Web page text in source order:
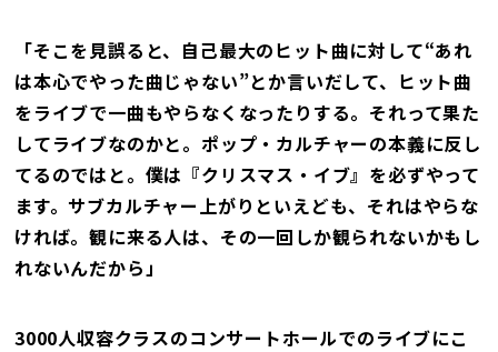
「そこを見誤ると、自己最大のヒット曲に対して“あれ
は本心でやった曲じゃない”とか言いだして、ヒット曲
をライブで一曲もやらなくなったりする。それって果た
してライブなのかと。ポップ・カルチャーの本義に反し
てるのではと。僕は『クリスマス・イブ』を必ずやって
ます。サブカルチャー上がりといえども、それはやらな
ければ。観に来る人は、その一回しか観られないかもし
れないんだから」
3000人収容クラスのコンサートホールでのライブにこ